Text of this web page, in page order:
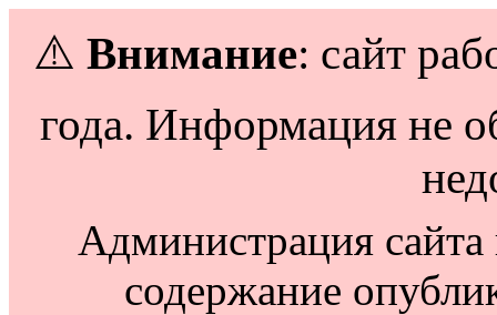
⚠️ Внимание: сайт
года. Информация не
Администрация сайта
содержание